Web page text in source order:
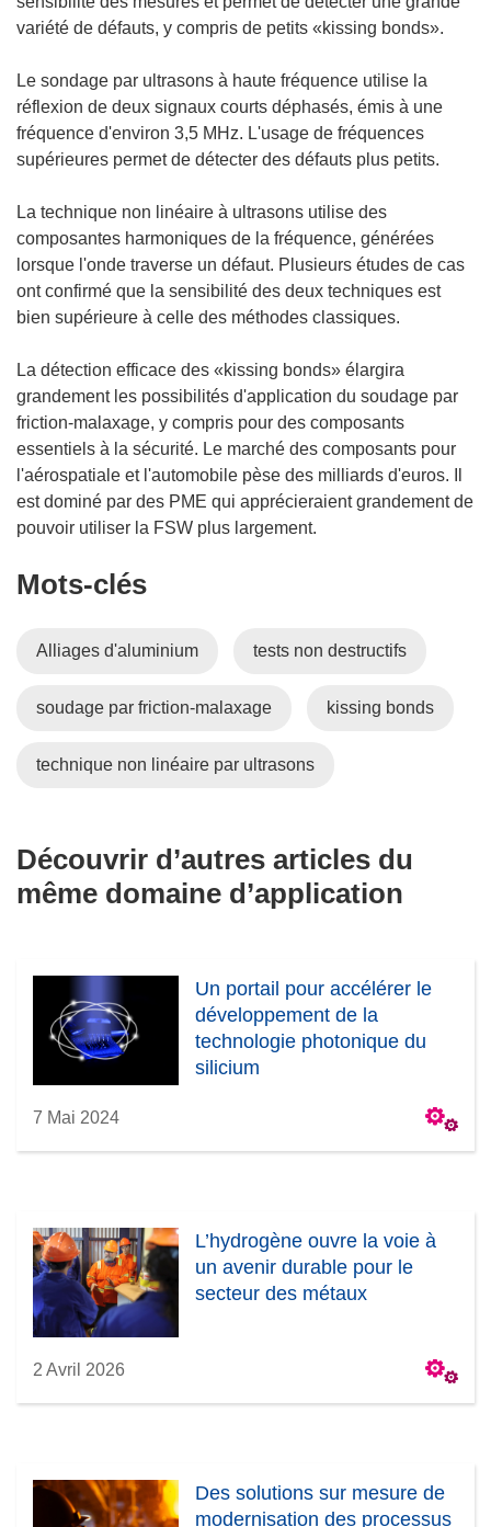
u
e
n
o
u
e
l
l
e
f
n
ê
t
r
e
)
variété de défauts, y compris de petits «kissing bonds».
Le sondage par ultrasons à haute fréquence utilise la
réflexion de deux signaux courts déphasés, émis à une
fréquence d'environ 3,5 MHz. L'usage de fréquences
supérieures permet de détecter des défauts plus petits.
La technique non linéaire à ultrasons utilise des
composantes harmoniques de la fréquence, générées
lorsque l'onde traverse un défaut. Plusieurs études de cas
ont confirmé que la sensibilité des deux techniques est
bien supérieure à celle des méthodes classiques.
La détection efficace des «kissing bonds» élargira
grandement les possibilités d'application du soudage par
friction-malaxage, y compris pour des composants
essentiels à la sécurité. Le marché des composants pour
l'aérospatiale et l'automobile pèse des milliards d'euros. Il
est dominé par des PME qui apprécieraient grandement de
pouvoir utiliser la FSW plus largement.
Mots‑clés
Alliages d'aluminium tests non destructifs
soudage par friction-malaxage kissing bonds
technique non linéaire par ultrasons
Découvrir d’autres articles du
même domaine d’application
Un portail pour accélérer le
développement de la
technologie photonique du
silicium
7 Mai 2024
L’hydrogène ouvre la voie à
un avenir durable pour le
secteur des métaux
2 Avril 2026
Des solutions sur mesure de
modernisation des processus